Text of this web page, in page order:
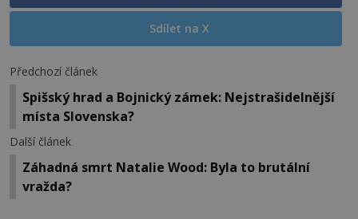
Sdílet na X
Předchozí článek
Spišský hrad a Bojnický zámek: Nejstrašidelnější
místa Slovenska?
Další článek
Záhadná smrt Natalie Wood: Byla to brutální
vražda?